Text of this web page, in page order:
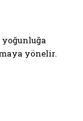
yoğunluğa
yönelir.